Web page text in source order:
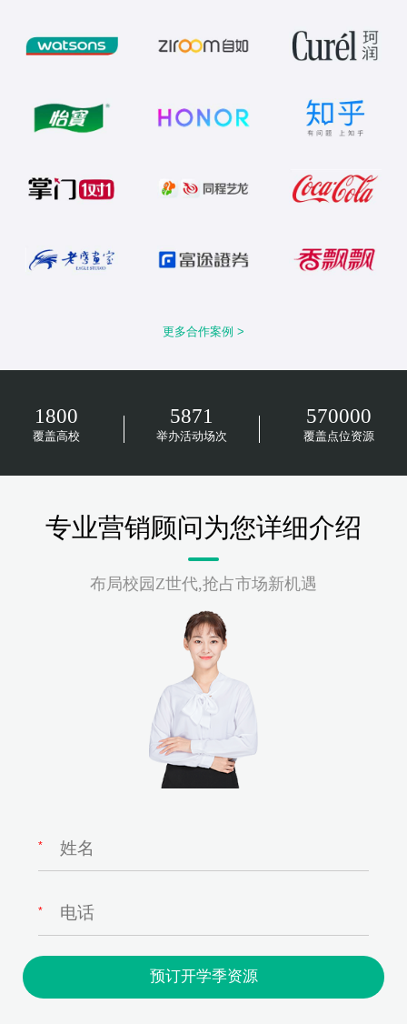
更多合作案例 >
1800
覆盖高校
5871
举办活动场次
570000
覆盖点位资源
专业营销顾问为您详细介绍
布局校园Z世代,抢占市场新机遇
*
*
预订开学季资源